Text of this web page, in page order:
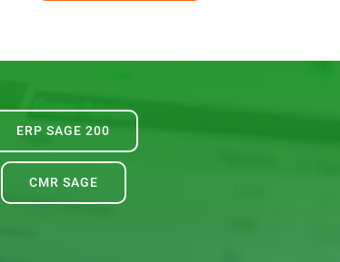
ERP SAGE 200
CMR SAGE